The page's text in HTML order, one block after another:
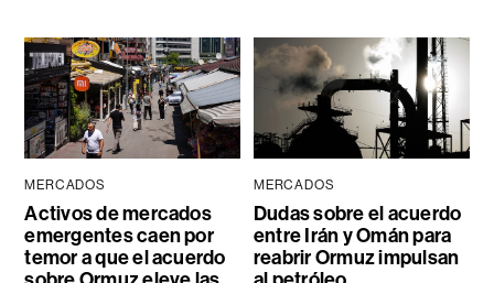
MERCADOS
Activos de mercados
emergentes caen por
temor a que el acuerdo
MERCADOS
Dudas sobre el acuerdo
entre Irán y Omán para
reabrir Ormuz impulsan